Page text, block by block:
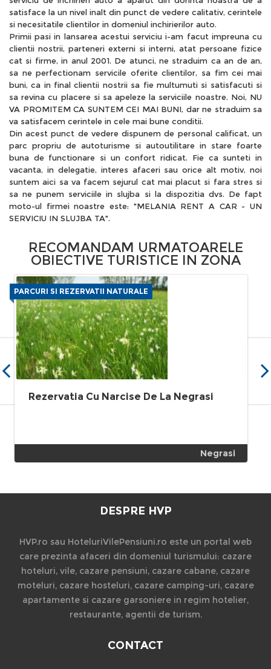
satisface la un nivel inalt din punct de vedere calitativ, cerintele
si necesitatile clientilor in domeniul inchirierilor auto.
Primii pasi in lansarea acestui serviciu i-am facut impreuna cu
clientii nostrii, parteneri externi si interni, atat persoane fizice
cat si firme, in anul 2001. De atunci, ne straduim ca an de an,
sa ne perfectionam servicile oferite clientilor, sa fim cei mai
buni, ca in final clientii nostrii sa fie multumuti si satisfacuti si
sa revina cu placere si sa apeleze la serviciile noastre. Noi, NU
VA PROMITEM CA SUNTEM CEI MAI BUNI, dar ne straduim sa
va satisfacem cerintele in cele mai bune conditii.
Din acest punct de vedere dispunem de personal calificat, un
parc propriu de autoturisme si autoutilitare in stare foarte
buna de functionare si un confort ridicat. Fie ca sunteti in
vacanta, in delegatie, interes afaceri sau orice alt motiv, noi
suntem aici sa va facem sejurul cat mai placut si fara stres si
sa ne punem serviciile in slujba si la dispozitia dvs. De fapt
moto-ul firmei noastre este: "MELANIA RENT A CAR - UN
SERVICIU IN SLUJBA TA".
RECOMANDAM URMATOARELE
OBIECTIVE TURISTICE IN ZONA
PARCURI SI REZERVATII NATURALE
Rezervatia Cu Narcise De La Negrasi
Negrasi
DESPRE HVP
HVP.ro sau HoteluriVilePensiuni.ro este un portal web
care prezinta afaceri din domeniul turismului: cazare
hoteluri, vile, cazare pensiuni, cazare cabane, cazare
moteluri, cazare hosteluri, cazare camping-uri, cazare
apartamente si cazare garsoniere in regim hotelier,
restaurante, agentii de turism.
CONTACT